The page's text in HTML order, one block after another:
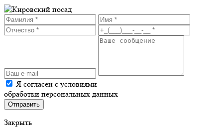
Я согласен с условиями
обработки персональных данных
Закрыть